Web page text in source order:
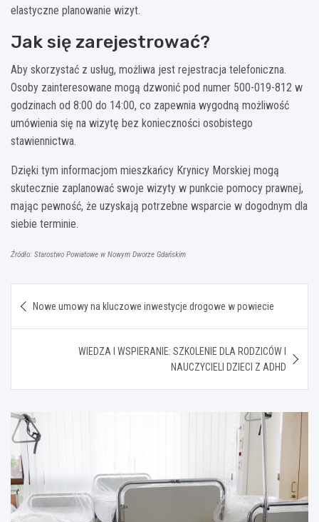
elastyczne planowanie wizyt.
Jak się zarejestrować?
Aby skorzystać z usług, możliwa jest rejestracja telefoniczna.
Osoby zainteresowane mogą dzwonić pod numer 500-019-812 w
godzinach od 8:00 do 14:00, co zapewnia wygodną możliwość
umówienia się na wizytę bez konieczności osobistego
stawiennictwa.
Dzięki tym informacjom mieszkańcy Krynicy Morskiej mogą
skutecznie zaplanować swoje wizyty w punkcie pomocy prawnej,
mając pewność, że uzyskają potrzebne wsparcie w dogodnym dla
siebie terminie.
Źródło: Starostwo Powiatowe w Nowym Dworze Gdańskim
wpisu
Nowe umowy na kluczowe inwestycje drogowe w powiecie
WIEDZA I WSPIERANIE: SZKOLENIE DLA RODZICÓW I
NAUCZYCIELI DZIECI Z ADHD